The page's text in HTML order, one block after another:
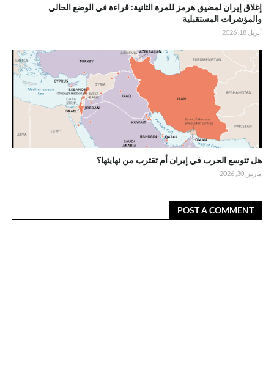
إغلاق إيران لمضيق هرمز للمرة الثانية: قراءة في الوضع الحالي
والمؤشرات المستقبلية
أبريل 18, 2026
هل تتوسع الحرب في إيران أم تقترب من نهايتها؟
مارس 30, 2026
POST A COMMENT